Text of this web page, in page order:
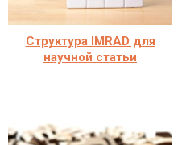
Структура IMRAD для
научной статьи